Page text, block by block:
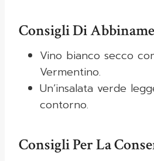
Consigli Di
Vino bianco secco
Vermentino.
Un’insalata verde
contorno.
Consigli Per La